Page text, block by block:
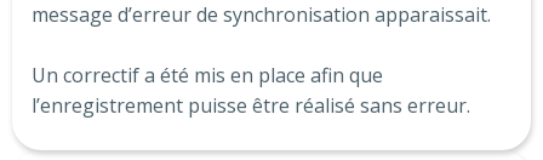
message d’erreur de synchronisation apparaissait.
Un correctif a été mis en place afin que
l’enregistrement puisse être réalisé sans erreur.